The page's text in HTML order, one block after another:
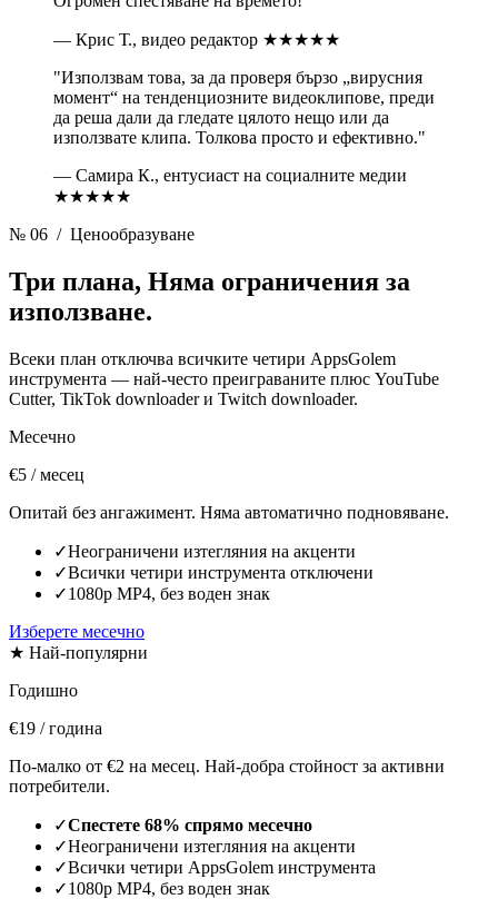
— Крис Т., видео редактор ★★★★★
"Използвам това, за да проверя бързо „вирусния
момент“ на тенденциозните видеоклипове, преди
да реша дали да гледате цялото нещо или да
използвате клипа. Толкова просто и ефективно."
— Самира К., ентусиаст на социалните медии
★★★★★
№ 06 / Ценообразуване
Три плана, Няма ограничения за
използване.
Всеки план отключва всичките четири AppsGolem
инструмента — най-често преиграваните плюс YouTube
Cutter, TikTok downloader и Twitch downloader.
Месечно
€5 / месец
Опитай без ангажимент. Няма автоматично подновяване.
✓Неограничени изтегляния на акценти
✓Всички четири инструмента отключени
✓1080p MP4, без воден знак
Изберете месечно
★ Най-популярни
Годишно
€19 / година
По-малко от €2 на месец. Най-добра стойност за активни
потребители.
✓Спестете 68% спрямо месечно
✓Неограничени изтегляния на акценти
✓Всички четири AppsGolem инструмента
✓1080p MP4, без воден знак